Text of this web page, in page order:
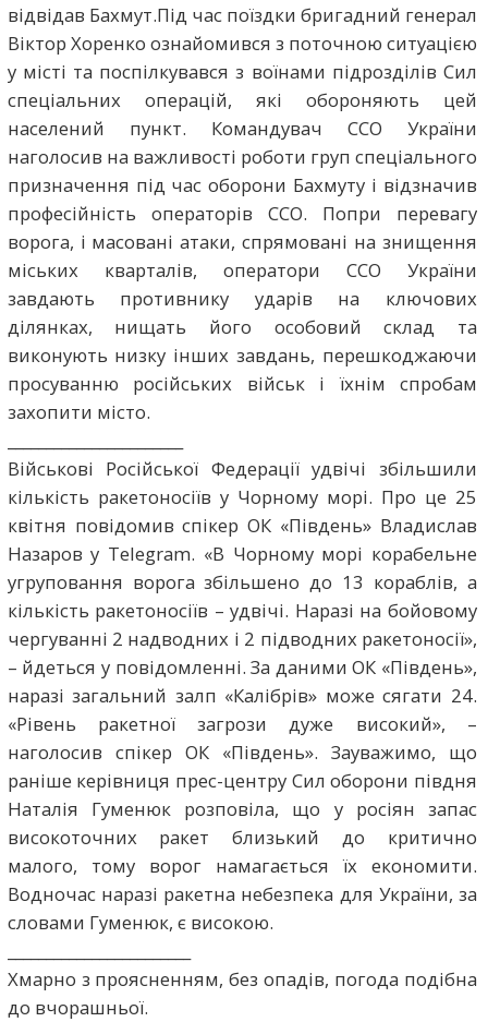
відвідав Бахмут.Під час поїздки бригадний генерал
Віктор Хоренко ознайомився з поточною ситуацією
у місті та поспілкувався з воїнами підрозділів Сил
спеціальних операцій, які обороняють цей
населений пункт. Командувач ССО України
наголосив на важливості роботи груп спеціального
призначення під час оборони Бахмуту і відзначив
професійність операторів ССО. Попри перевагу
ворога, і масовані атаки, спрямовані на знищення
міських кварталів, оператори ССО України
завдають противнику ударів на ключових
ділянках, нищать його особовий склад та
виконують низку інших завдань, перешкоджаючи
просуванню російських військ і їхнім спробам
захопити місто.
Військові Російської Федерації удвічі збільшили
кількість ракетоносіїв у Чорному морі. Про це 25
квітня повідомив спікер ОК «Південь» Владислав
Назаров у Telegram. «В Чорному морі корабельне
угруповання ворога збільшено до 1️3️ кораблів, а
кількість ракетоносіїв – удвічі. Наразі на бойовому
чергуванні 2️ надводних і 2️ підводних ракетоносії»,
– йдеться у повідомленні. За даними ОК «Південь»,
наразі загальний залп «Калібрів» може сягати 24.
«Рівень ракетної загрози дуже високий», –
наголосив спікер ОК «Південь». Зауважимо, що
раніше керівниця прес-центру Сил оборони півдня
Наталія Гуменюк розповіла, що у росіян запас
високоточних ракет близький до критично
малого, тому ворог намагається їх економити.
Водночас наразі ракетна небезпека для України, за
словами Гуменюк, є високою.
Хмарно з проясненням, без опадів, погода подібна
до вчорашньої.